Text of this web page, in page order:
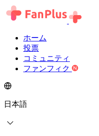
ホーム
投票
コミュニティ
ファンフィク
日本語